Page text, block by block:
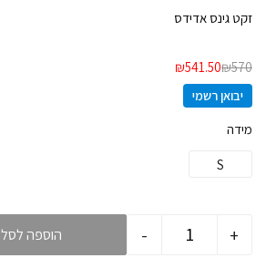
זקט גינס אדידס
₪570
₪541.50
יבואן רשמי
מידה
S
- + הוספה לסל